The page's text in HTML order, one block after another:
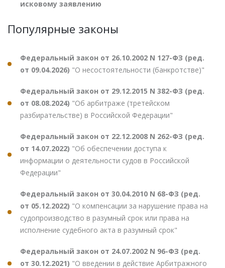
исковому заявлению
Популярные законы
Федеральный закон от 26.10.2002 N 127-ФЗ (ред.
от 09.04.2026) "О несостоятельности (банкротстве)"
Федеральный закон от 29.12.2015 N 382-ФЗ (ред.
от 08.08.2024) "Об арбитраже (третейском
разбирательстве) в Российской Федерации"
Федеральный закон от 22.12.2008 N 262-ФЗ (ред.
от 14.07.2022) "Об обеспечении доступа к
информации о деятельности судов в Российской
Федерации"
Федеральный закон от 30.04.2010 N 68-ФЗ (ред.
от 05.12.2022) "О компенсации за нарушение права на
судопроизводство в разумный срок или права на
исполнение судебного акта в разумный срок"
Федеральный закон от 24.07.2002 N 96-ФЗ (ред.
от 30.12.2021) "О введении в действие Арбитражного